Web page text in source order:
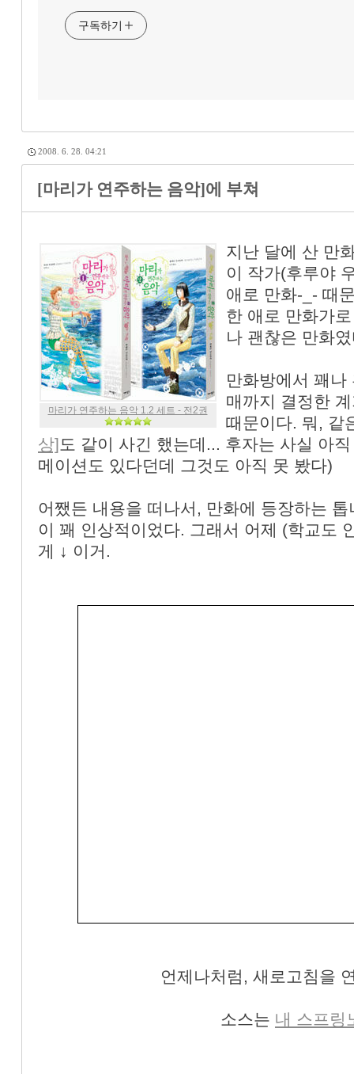
구독하기
2008. 6. 28. 04:21
[마리가 연주하는 음악]에 부쳐
마리가 연주하는 음악 1.2 세트 - 전2권
지난 달에 산 만
이 작가(후루야
애로 만화-_- 때
한 애로 만화가
나 괜찮은 만화
만화방에서 꽤나
매까지 결정한
때문이다. 뭐, 같
상]도 같이 사긴 했는데... 후자는 사실 아
메이션도 있다던데 그것도 아직 못 봤다)
어쨌든 내용을 떠나서, 만화에 등장하는
이 꽤 인상적이었다. 그래서 어제 (학교도
게 ↓ 이거.
언제나처럼, 새로고침을
소스는 내 스프링